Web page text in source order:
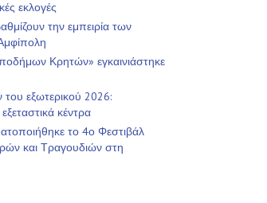
εκλογές
την εμπειρία των
Κρητών» εγκαινιάστηκε
του εξωτερικού 2026:
κέντρα
το 4ο Φεστιβάλ
και Τραγουδιών στη